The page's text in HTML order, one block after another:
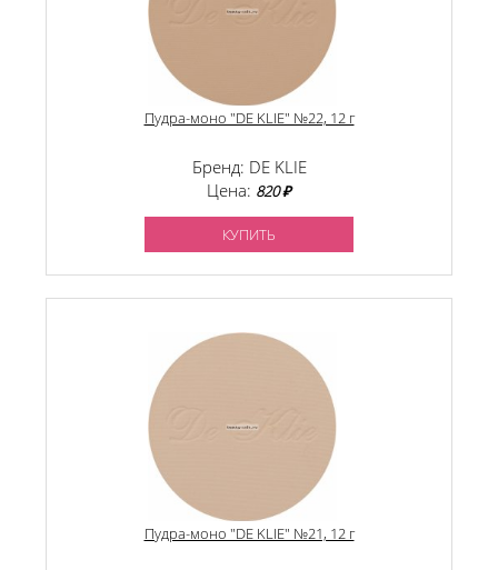
Пудра-моно "DE KLIE" №22, 12 г
Бренд: DE KLIE
Цена: 820 ₽
КУПИТЬ
Пудра-моно "DE KLIE" №21, 12 г